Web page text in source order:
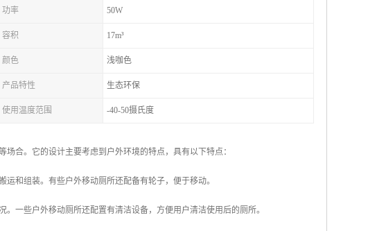
功率 50W
容积 17m³
颜色 浅咖色
产品特性 生态环保
使用温度范围 -40-50摄氏度
合。它的设计主要考虑到户外环境的特点，具有以下特点：
和组装。有些户外移动厕所还配备有轮子，便于移动。
一些户外移动厕所还配置有清洁设备，方便用户清洁使用后的厕所。